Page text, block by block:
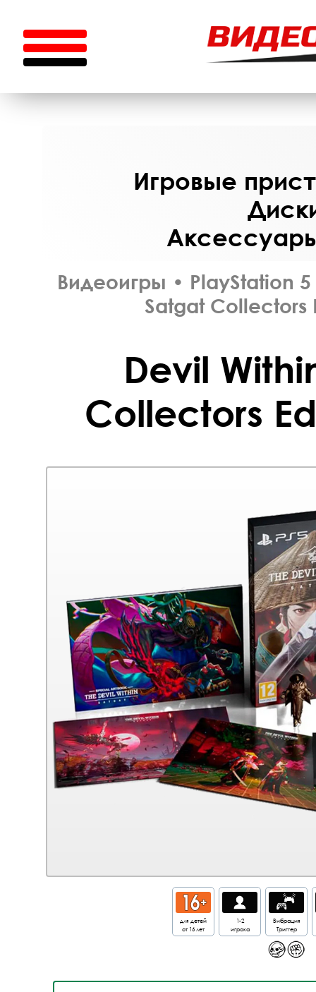
Игровые
Видеоигры • PlayStation 5
Satgat Collectors
Devil
Collectors
для детей
от 16 лет
1-2
игрока
Вибрация
Триггер